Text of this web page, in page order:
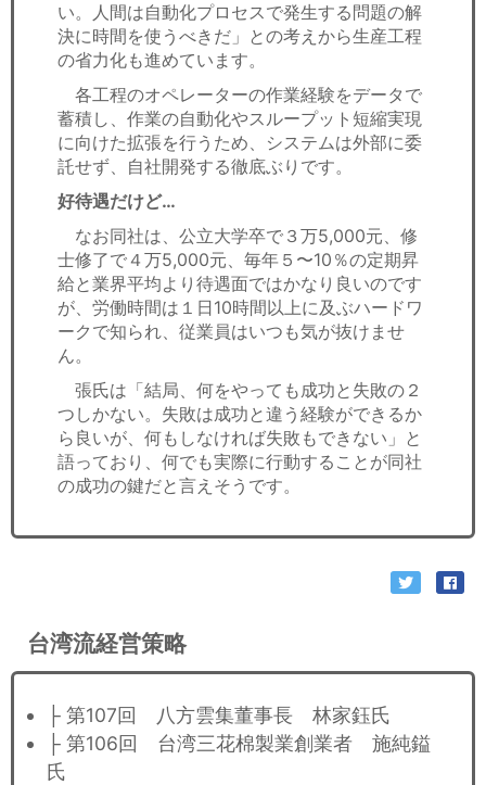
い。人間は自動化プロセスで発生する問題の解
決に時間を使うべきだ」との考えから生産工程
の省力化も進めています。
各工程のオペレーターの作業経験をデータで
蓄積し、作業の自動化やスループット短縮実現
に向けた拡張を行うため、システムは外部に委
託せず、自社開発する徹底ぶりです。
好待遇だけど…
なお同社は、公立大学卒で３万5,000元、修
士修了で４万5,000元、毎年５〜10％の定期昇
給と業界平均より待遇面ではかなり良いのです
が、労働時間は１日10時間以上に及ぶハードワ
ークで知られ、従業員はいつも気が抜けませ
ん。
張氏は「結局、何をやっても成功と失敗の２
つしかない。失敗は成功と違う経験ができるか
ら良いが、何もしなければ失敗もできない」と
語っており、何でも実際に行動することが同社
の成功の鍵だと言えそうです。
台湾流経営策略
├ 第107回 八方雲集董事長 林家鈺氏
├ 第106回 台湾三花棉製業創業者 施純鎰
氏